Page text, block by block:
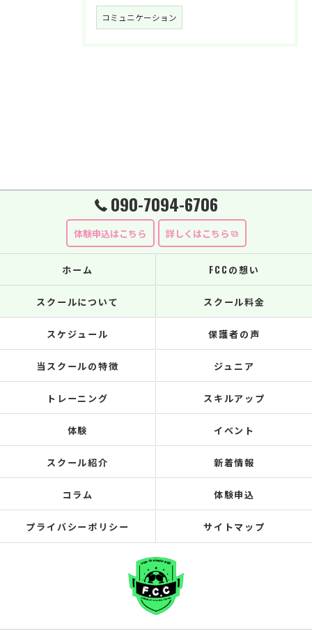
コミュニケーション
090-7094-6706
体験申込はこちら 詳しくはこちら
ホーム FCCの想い
スクールについて スクール料金
スケジュール 保護者の声
当スクールの特徴 ジュニア
トレーニング スキルアップ
体験 イベント
スクール紹介 新着情報
コラム 体験申込
プライバシーポリシー サイトマップ